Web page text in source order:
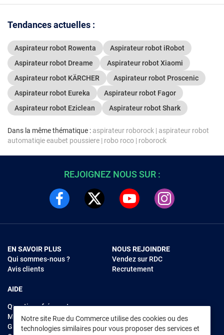
Tendances actuelles :
Aspirateur robot Rowenta
Aspirateur robot iRobot
Aspirateur robot Dreame
Aspirateur robot Xiaomi
Aspirateur robot KÄRCHER
Aspirateur robot Proscenic
Aspirateur robot Eureka
Aspirateur robot Fagor
Aspirateur robot Eziclean
Aspirateur robot Shark
Dans la même thématique : aspirateur roborock | aspirateur robot
automatiqie eaubet poussiere | robo roco | roborock
Notre site Rue du Commerce utilise des cookies ou des
technologies similaires pour vous proposer des services et
REJOIGNEZ NOUS SUR :
EN SAVOIR PLUS
Qui sommes-nous ?
Avis clients
AIDE
Questions fréquentes
Modes de règlements
Garantie et retours
NOUS REJOINDRE
Vendez sur RDC
Recrutement